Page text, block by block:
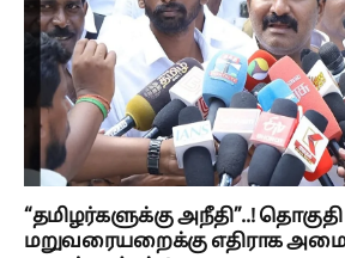
“தமிழர்களுக்கு அநீதி”..! தொகுதி
மறுவரையறைக்கு எதிராக